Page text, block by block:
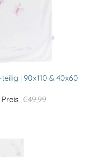
| 90x110 & 40x60
€49,99